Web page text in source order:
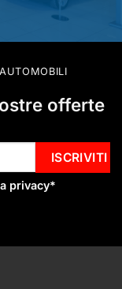
offerte
privacy*